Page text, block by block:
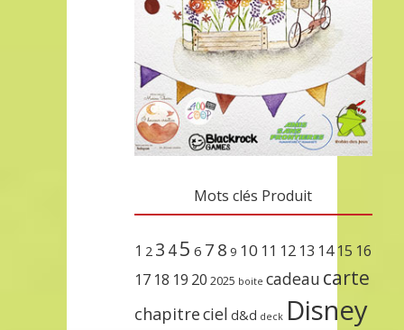
Mots clés Produit
1 2 3 45 6 7 8 9 10 11 12 13 14 15 16
17 18 19 20 2025 boite cadeau carte
chapitreciel d&d deck Disney